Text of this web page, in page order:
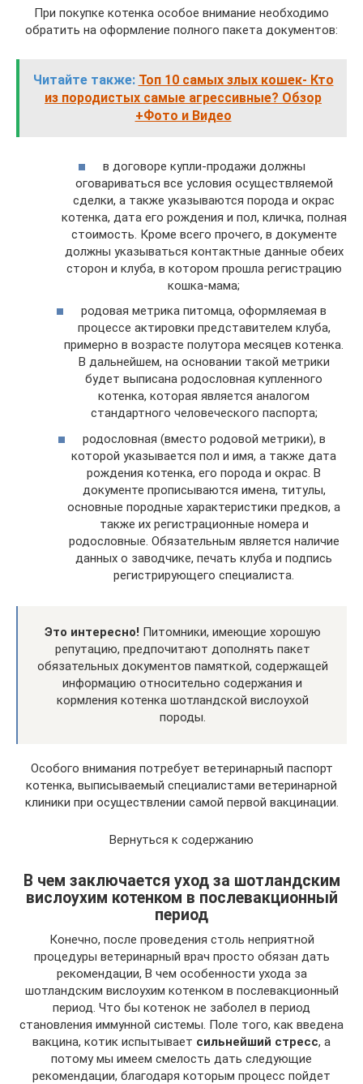
При покупке котенка особое внимание необходимо
обратить на оформление полного пакета документов:
Читайте также: Топ 10 самых злых кошек- Кто
из породистых самые агрессивные? Обзор
+Фото и Видео
в договоре купли-продажи должны
оговариваться все условия осуществляемой
сделки, а также указываются порода и окрас
котенка, дата его рождения и пол, кличка, полная
стоимость. Кроме всего прочего, в документе
должны указываться контактные данные обеих
сторон и клуба, в котором прошла регистрацию
кошка-мама;
родовая метрика питомца, оформляемая в
процессе актировки представителем клуба,
примерно в возрасте полутора месяцев котенка.
В дальнейшем, на основании такой метрики
будет выписана родословная купленного
котенка, которая является аналогом
стандартного человеческого паспорта;
родословная (вместо родовой метрики), в
которой указывается пол и имя, а также дата
рождения котенка, его порода и окрас. В
документе прописываются имена, титулы,
основные породные характеристики предков, а
также их регистрационные номера и
родословные. Обязательным является наличие
данных о заводчике, печать клуба и подпись
регистрирующего специалиста.
Это интересно! Питомники, имеющие хорошую
репутацию, предпочитают дополнять пакет
обязательных документов памяткой, содержащей
информацию относительно содержания и
кормления котенка шотландской вислоухой
породы.
Особого внимания потребует ветеринарный паспорт
котенка, выписываемый специалистами ветеринарной
клиники при осуществлении самой первой вакцинации.
Вернуться к содержанию
В чем заключается уход за шотландским
вислоухим котенком в послевакционный
период
Конечно, после проведения столь неприятной
процедуры ветеринарный врач просто обязан дать
рекомендации, В чем особенности ухода за
шотландским вислоухим котенком в послевакционный
период. Что бы котенок не заболел в период
становления иммунной системы. Поле того, как введена
вакцина, котик испытывает сильнейший стресс, а
потому мы имеем смелость дать следующие
рекомендации, благодаря которым процесс пойдет